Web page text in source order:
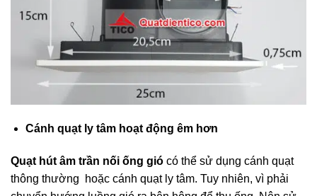
Cánh quạt ly tâm hoạt động êm hơn
Quạt hút âm trần nối ống gió có thể sử dụng cánh quạt
thông thường hoặc cánh quạt ly tâm. Tuy nhiên, vì phải